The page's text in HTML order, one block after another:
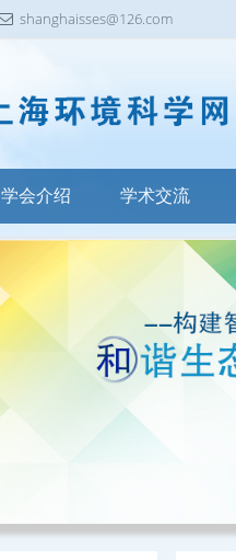
shanghaisses@126.com
学会介绍 学术交流